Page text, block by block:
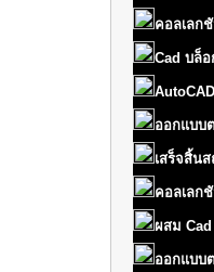
คอลเลก
Cad บล็
ออกแบบ
เสร็จสิ้น
คอลเลก
ผสม
ออกแบบ